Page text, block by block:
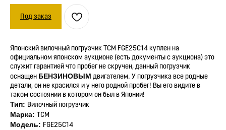
Под заказ
Японский вилочный погрузчик TCM FGE25С14 куплен на
официальном японском аукционе (есть документы с аукциона) это
служит гарантией что пробег не скручен, данный погрузчик
оснащен БЕНЗИНОВЫМ двигателем. У погрузчика все родные
детали, он не красился и у него родной пробег! Вы его видите в
таком состоянии в котором он был в Японии!
Тип: Вилочный погрузчик
Марка: TCM
Модель: FGE25С14